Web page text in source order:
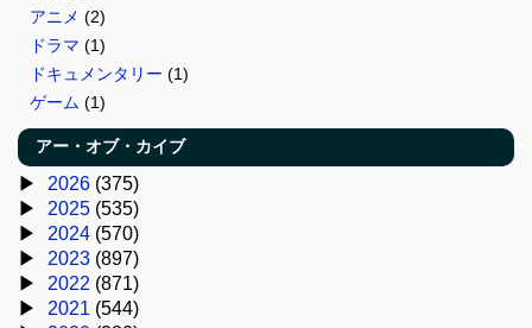
アニメ (2)
ドラマ (1)
ドキュメンタリー (1)
ゲーム (1)
アー・オブ・カイブ
2026 (375)
2025 (535)
2024 (570)
2023 (897)
2022 (871)
2021 (544)